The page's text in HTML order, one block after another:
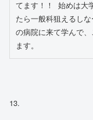
てます！！ 始めは大
たら一般科狙えるし
の病院に来て学んで
ます。
13.